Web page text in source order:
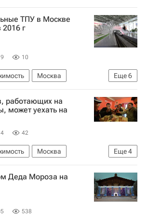
ТПУ в Москве
2016 г
10
Еще6
Москва
Инфраструктура
ТПУ
в Москве
работающих на
может уехать на
42
Еще4
Москва
Строительство
Деда Мороза на
538